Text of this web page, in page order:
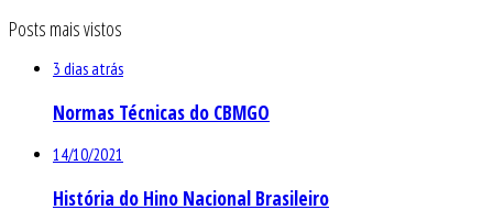
Posts mais vistos
3 dias atrás
Normas Técnicas do CBMGO
14/10/2021
História do Hino Nacional Brasileiro